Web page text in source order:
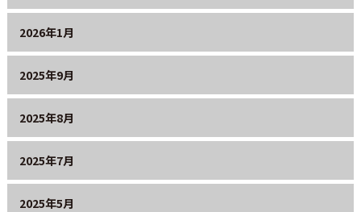
2026年1月
2025年9月
2025年8月
2025年7月
2025年5月